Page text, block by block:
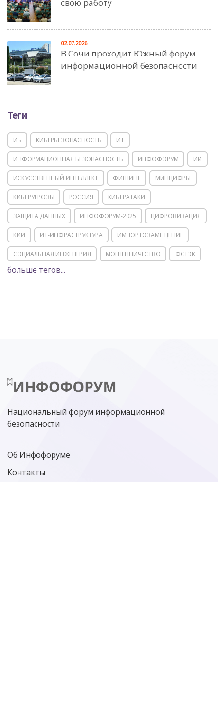
свою работу
В Сочи проходит Южный форум
информационной безопасности
02.07.2026
Теги
ИБ КИБЕРБЕЗОПАСНОСТЬ ИТ
ИНФОРМАЦИОННАЯ БЕЗОПАСНОСТЬ ИНФОФОРУМ ИИ
ИСКУССТВЕННЫЙ ИНТЕЛЛЕКТ ФИШИНГ МИНЦИФРЫ
КИБЕРУГРОЗЫ РОССИЯ КИБЕРАТАКИ
ЗАЩИТА ДАННЫХ ИНФОФОРУМ-2025 ЦИФРОВИЗАЦИЯ
КИИ ИТ-ИНФРАСТРУКТУРА ИМПОРТОЗАМЕЩЕНИЕ
СОЦИАЛЬНАЯ ИНЖЕНЕРИЯ МОШЕННИЧЕСТВО ФСТЭК
POSITIVE TECHNOLOGIES
МИНЦИФРЫ РОССИИ NGFW
больше тегов...
Национальный форум информационной
безопасности
Об Инфофоруме
Контакты